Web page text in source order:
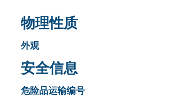
物理性质
外观
安全信息
危险品运输编号